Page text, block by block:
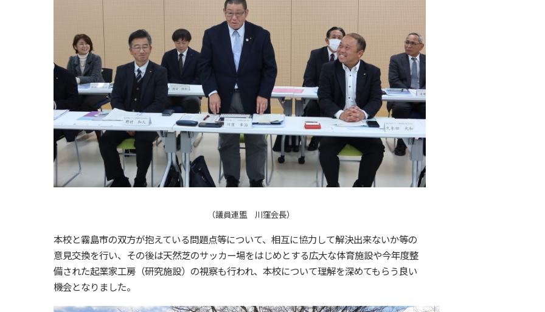
（議員連盟 川窪会長）
本校と霧島市の双方が抱えている問題点等について、相互に協力して解決出来ないか等の
意見交換を行い、その後は天然芝のサッカー場をはじめとする広大な体育施設や今年度整
備された起業家工房（研究施設）の視察も行われ、本校について理解を深めてもらう良い
機会となりました。